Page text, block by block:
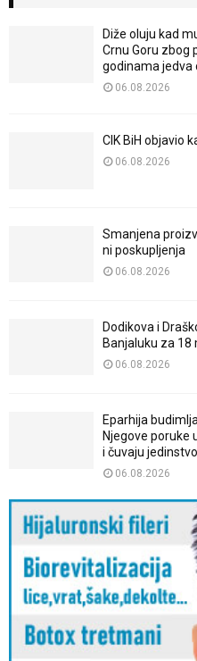
Diže oluju kad
Crnu Goru zbog
godinama jedva
06.08.2026
CIK BiH objavio
06.08.2026
Smanjena
ni poskupljenja
06.08.2026
Dodikova i
Banjaluku za 18
06.08.2026
Eparhija
Njegove poruke
i čuvaju
06.08.2026